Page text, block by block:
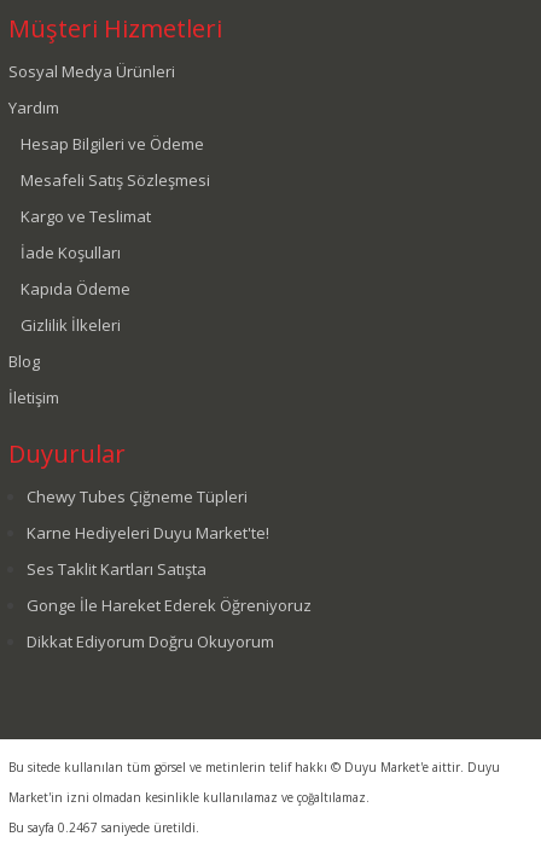
Müşteri Hizmetleri
Sosyal Medya Ürünleri
Yardım
Hesap Bilgileri ve Ödeme
Mesafeli Satış Sözleşmesi
Kargo ve Teslimat
İade Koşulları
Kapıda Ödeme
Gizlilik İlkeleri
Blog
İletişim
Duyurular
Chewy Tubes Çiğneme Tüpleri
Karne Hediyeleri Duyu Market'te!
Ses Taklit Kartları Satışta
Gonge İle Hareket Ederek Öğreniyoruz
Dikkat Ediyorum Doğru Okuyorum
Bu sitede kullanılan tüm görsel ve metinlerin telif hakkı © Duyu Market'e aittir. Duyu
Market'in izni olmadan kesinlikle kullanılamaz ve çoğaltılamaz.
Bu sayfa 0.2467 saniyede üretildi.